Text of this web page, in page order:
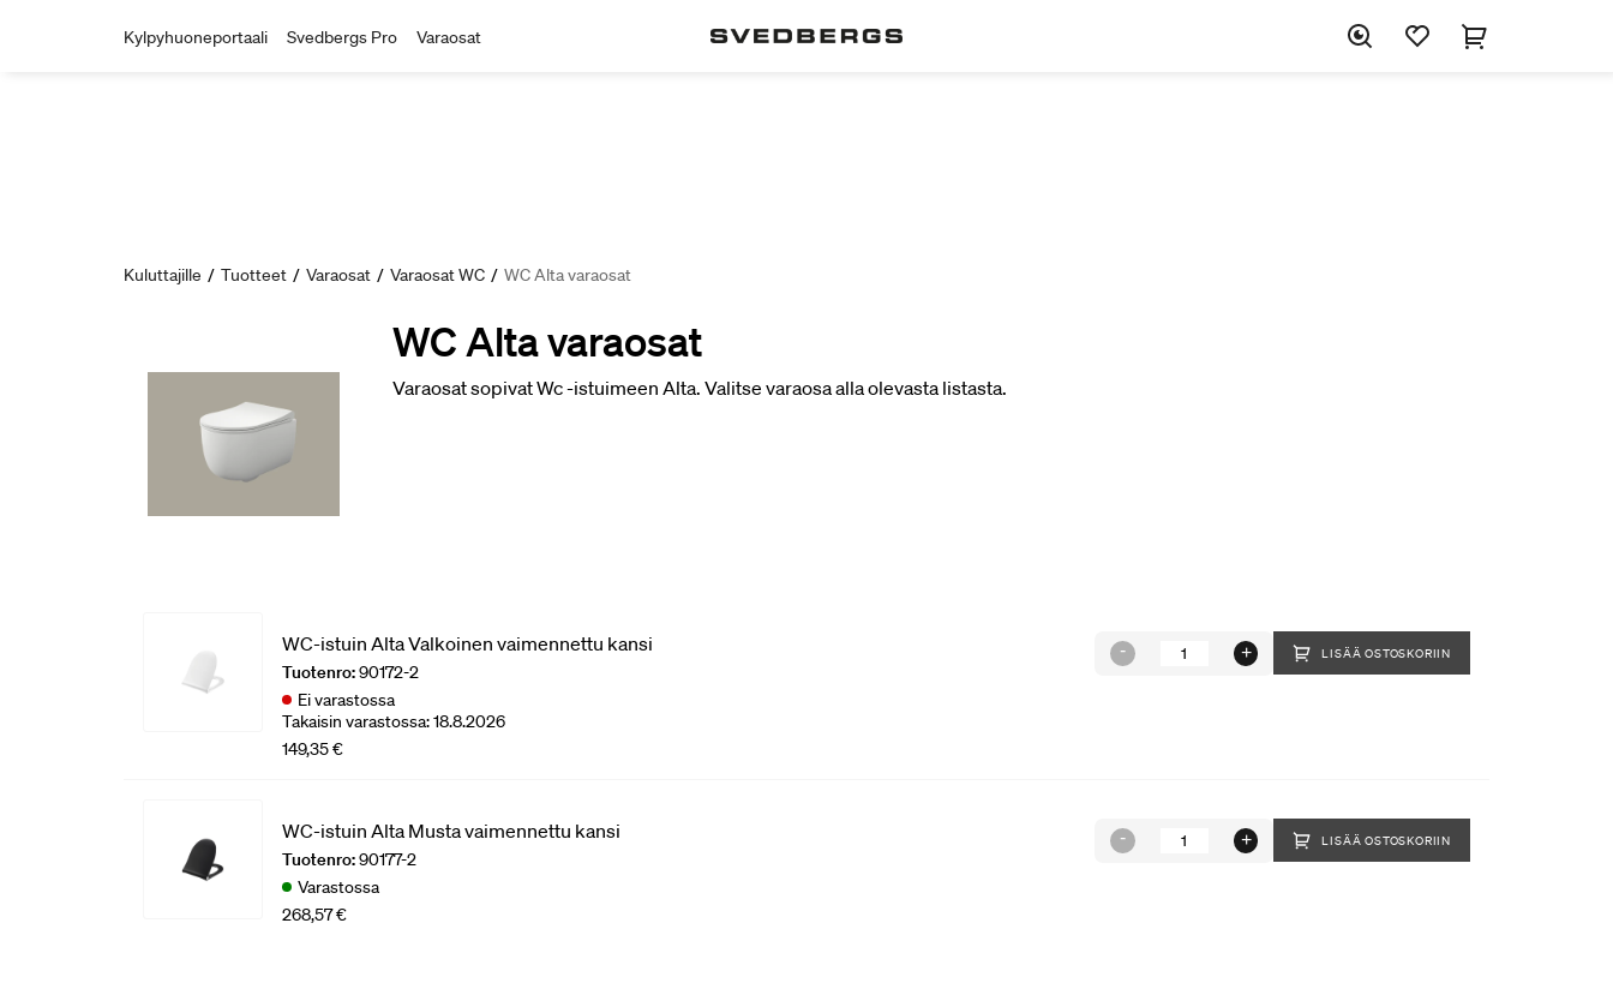
Kylpyhuoneportaali Svedbergs Pro Varaosat
Kuluttajille / Tuotteet / Varaosat / Varaosat WC / WC Alta varaosat
WC Alta varaosat
Varaosat sopivat Wc -istuimeen Alta. Valitse varaosa alla olevasta listasta.
WC-istuin Alta Valkoinen vaimennettu kansi
Tuotenro:90172-2
Ei varastossa
Takaisin varastossa: 18.8.2026
149,35 €
LISÄÄ OSTOSKORIIN
WC-istuin Alta Musta vaimennettu kansi
Tuotenro:90177-2
Varastossa
268,57 €
LISÄÄ OSTOSKORIIN